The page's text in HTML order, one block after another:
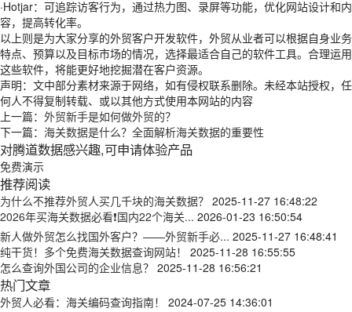
·Hotjar：可追踪访客行为，通过热力图、录屏等功能，优化网站设计和内
容，提高转化率。
以上则是为大家分享的外贸客户开发软件，外贸从业者可以根据自身业务
特点、预算以及目标市场的情况，选择最适合自己的软件工具。合理运用
这些软件，将能更好地挖掘潜在客户资源。
声明：文中部分素材来源于网络，如有侵权联系删除。未经本站授权，任
何人不得复制转载、或以其他方式使用本网站的内容
上一篇： 外贸新手是如何做外贸的？
下一篇： 海关数据是什么？全面解析海关数据的重要性
对腾道数据感兴趣,可申请体验产品
免费演示
推荐阅读
为什么不推荐外贸人买几千块的海关数据？ 2025-11-27 16:48:22
2026年买海关数据必看❗国内22个海关... 2026-01-23 16:50:54
新人做外贸怎么找国外客户？——外贸新手必... 2025-11-27 16:48:41
纯干货！多个免费海关数据查询网站！
2025-11-28 16:55:55
怎么查询外国公司的企业信息？ 2025-11-28 16:56:21
热门文章
外贸人必看：海关编码查询指南！
2024-07-25 14:36:01